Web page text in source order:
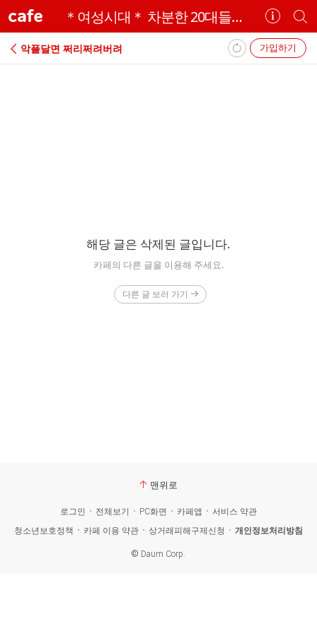
cafe ＊여성시대＊ 차분한 20대들의 알흠다운 공간
카
페
정
보
개
별
카
페
가입하기
악플달면 쩌리쩌려버려
해당 글은 삭제된 글입니다.
카페의 다른 글을 이용해 주세요.
다른 글 보러 가기
맨위로
로그인 전체보기 PC화면 카페앱
서비스 약관
청소년보호정책
카페 이용 약관 상거래피해구제신청 개인정보처리방침
© Daum Corp.